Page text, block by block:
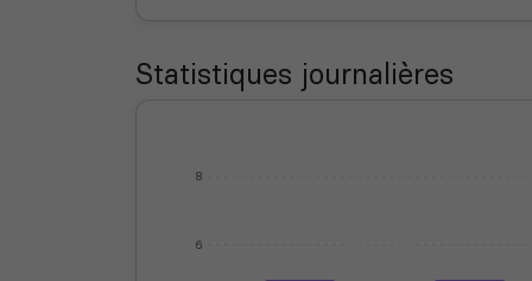
Statistiques journalières
6
8